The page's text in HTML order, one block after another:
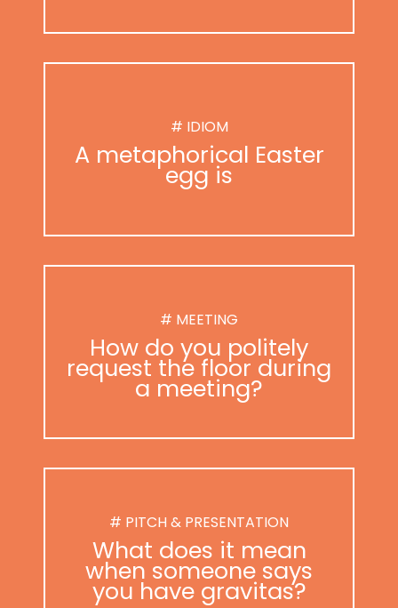
# IDIOM
A metaphorical Easter
egg is
# MEETING
How do you politely
request the floor during
a meeting?
# PITCH & PRESENTATION
What does it mean
when someone says
you have gravitas?